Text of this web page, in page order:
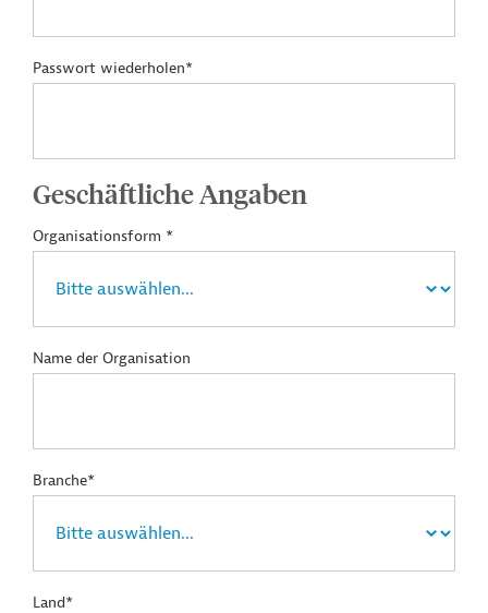
Passwort wiederholen*
Geschäftliche Angaben
Organisationsform *
Name der Organisation
Branche*
Land*